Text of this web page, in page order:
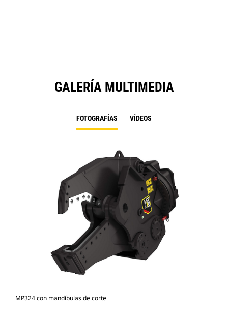
GALERÍA MULTIMEDIA
FOTOGRAFÍAS VÍDEOS
MP324 con mandíbulas de corte